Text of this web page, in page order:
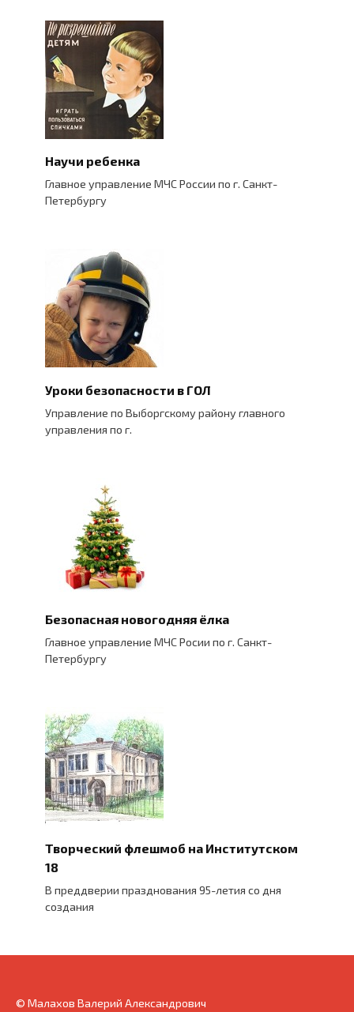
Научи ребенка
Главное управление МЧС России по г. Санкт-
Петербургу
Уроки безопасности в ГОЛ
Управление по Выборгскому району главного
управления по г.
Безопасная новогодняя ёлка
Главное управление МЧС Росии по г. Санкт-
Петербургу
Творческий флешмоб на Институтском
18
В преддверии празднования 95-летия со дня
создания
© Малахов Валерий Александрович